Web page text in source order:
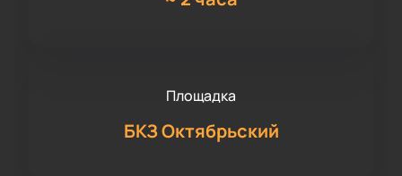
Площадка
БКЗ Октябрьский